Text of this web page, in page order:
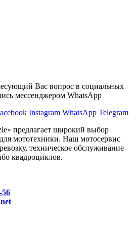
Вас вопрос в социальных
мессенджером WhatsApp
Instagram WhatsApp Telegram
предлагает широкий выбор
мототехники. Наш мотосервис
техническое обслуживание
квадроциклов.
56